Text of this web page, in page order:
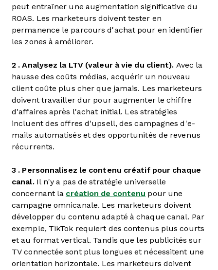
peut entraîner une augmentation significative du
ROAS. Les marketeurs doivent tester en
permanence le parcours d'achat pour en identifier
les zones à améliorer.
2 . Analysez la LTV (valeur à vie du client). Avec la
hausse des coûts médias, acquérir un nouveau
client coûte plus cher que jamais. Les marketeurs
doivent travailler dur pour augmenter le chiffre
d'affaires après l'achat initial. Les stratégies
incluent des offres d'upsell, des campagnes d'e-
mails automatisés et des opportunités de revenus
récurrents.
3 . Personnalisez le contenu créatif pour chaque
canal.Il n'y a pas de stratégie universelle
concernant la création de contenu pour une
campagne omnicanale. Les marketeurs doivent
développer du contenu adapté à chaque canal. Par
exemple, TikTok requiert des contenus plus courts
et au format vertical. Tandis que les publicités sur
TV connectée sont plus longues et nécessitent une
orientation horizontale. Les marketeurs doivent